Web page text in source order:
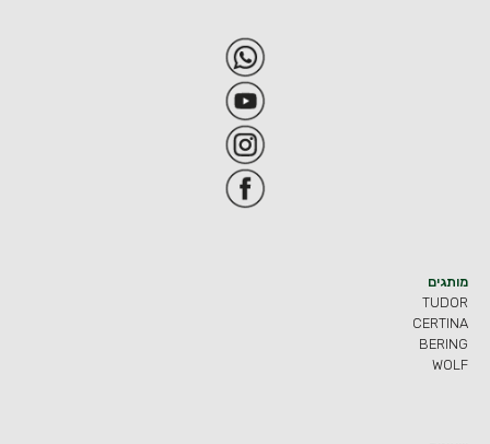
מותגים
TUDOR
CERTINA
BERING
WOLF